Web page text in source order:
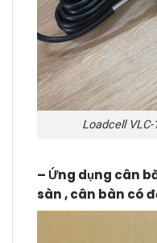
Loadcell
– Ứng dụng cân
sàn , cân bàn có